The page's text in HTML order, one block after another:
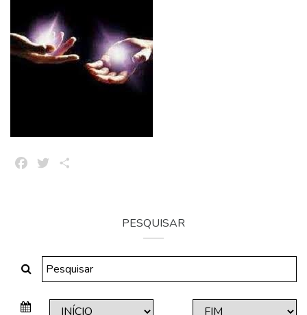
FacebookTwitter
PESQUISAR